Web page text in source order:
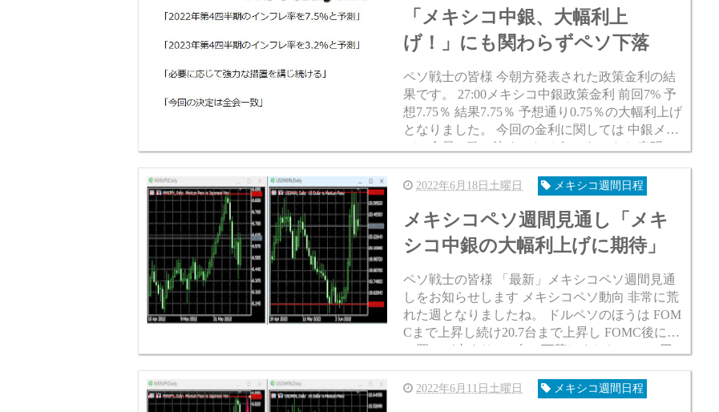
「メキシコ中銀、大幅利上
げ！」にも関わらずペソ下落
ペソ戦士の皆様 今朝方発表された政策金利の結
果です。 27:00メキシコ中銀政策金利 前回7% 予
想7.75％ 結果7.75％ 予想通り0.75％の大幅利上げ
となりました。 今回の金利に関しては 中銀メン
バー全員一致で決まったそうです。 なお声明で
今後も… 「必要に応じて...
2022年6月18日土曜日 メキシコ週間日程
メキシコペソ週間見通し「メキ
シコ中銀の大幅利上げに期待」
ペソ戦士の皆様 「最新」メキシコペソ週間見通
しをお知らせします メキシコペソ動向 非常に荒
れた週となりましたね。 ドルペソのほうは FOM
Cまで上昇し続け20.7台まで上昇し FOMC後にド
ル買いが止まり20.3台に下落しました。 ペソ円
のほうはドル円の乱高下に巻き込まれ 一時6...
2022年6月11日土曜日 メキシコ週間日程